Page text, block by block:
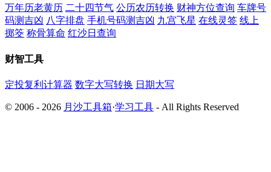
万年历老黄历 二十四节气 公历农历转换 财神方位查询 车牌号
码测吉凶 八字排盘 手机号码测吉凶 九宫飞星 在线灵签 线上
掷筊 称骨算命 红沙日查询
财智工具
定投复利计算器 数字大写转换 日期大写
© 2006 - 2026 月沙工具箱·学习工具 - All Rights Reserved